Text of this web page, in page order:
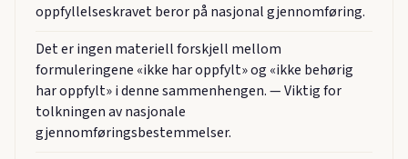
oppfyllelseskravet beror på nasjonal gjennomføring.
Det er ingen materiell forskjell mellom
formuleringene «ikke har oppfylt» og «ikke behørig
har oppfylt» i denne sammenhengen. — Viktig for
tolkningen av nasjonale
gjennomføringsbestemmelser.